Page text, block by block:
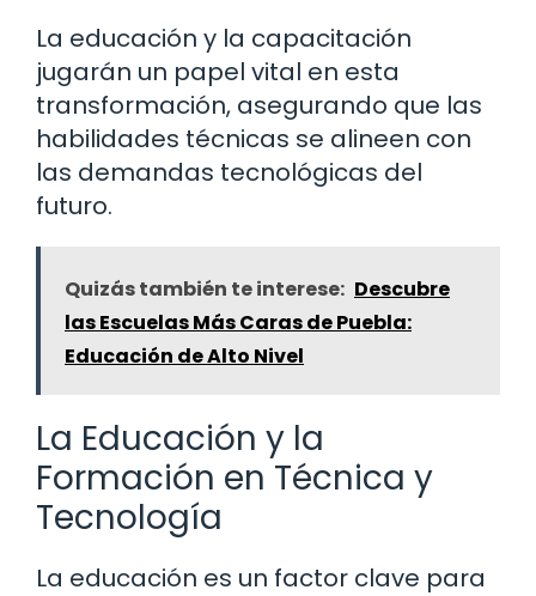
La educación y la capacitación
jugarán un papel vital en esta
transformación, asegurando que las
habilidades técnicas se alineen con
las demandas tecnológicas del
futuro.
Quizás también te interese: Descubre
las Escuelas Más Caras de Puebla:
Educación de Alto Nivel
La Educación y la
Formación en Técnica y
Tecnología
La educación es un factor clave para